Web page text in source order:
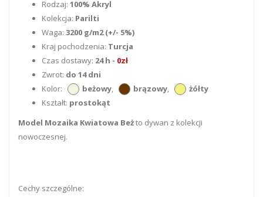
Rodzaj: 100% Akryl
Kolekcja: Parilti
Waga: 3200 g/m2 (+/- 5%)
Kraj pochodzenia: Turcja
Czas dostawy: 24 h - 0zł
Zwrot: do 14 dni
Kolor:
beżowy brązowy
żółty
Kształt: prostokąt
Model Mozaika Kwiatowa Beżto dywan z kolekcji
nowoczesnej.
Cechy szczególne: